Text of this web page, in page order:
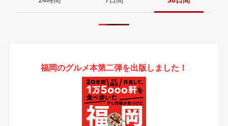
福岡のグルメ本第二弾を出版しました！